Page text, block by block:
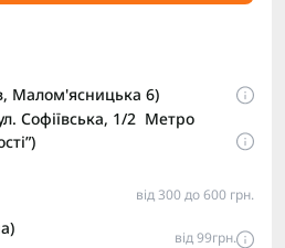
Малом'ясницька 6)
Софіївська, 1/2 Метро
від 300 до 600 грн.
від 99грн.